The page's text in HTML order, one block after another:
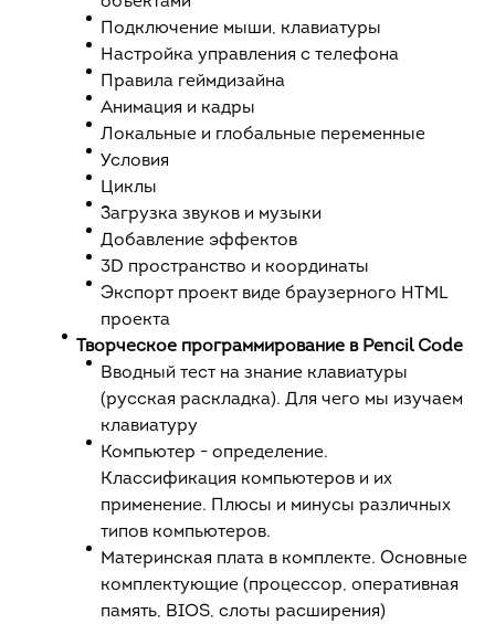
Подключение мыши, клавиатуры
Настройка управления с телефона
Правила геймдизайна
Анимация и кадры
Локальные и глобальные переменные
Условия
Циклы
Загрузка звуков и музыки
Добавление эффектов
3D пространство и координаты
Экспорт проект виде браузерного HTML
проекта
Творческое программирование в Pencil Code
Вводный тест на знание клавиатуры
(русская раскладка). Для чего мы изучаем
клавиатуру
Компьютер - определение.
Классификация компьютеров и их
применение. Плюсы и минусы различных
типов компьютеров.
Материнская плата в комплекте. Основные
комплектующие (процессор, оперативная
память, BIOS, слоты расширения)